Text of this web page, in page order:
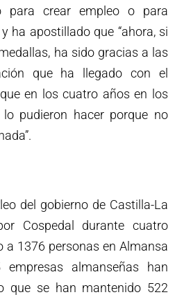
para crear empleo o para
ha apostillado que “ahora, si
ha sido gracias a las
que ha llegado con el
en los cuatro años en los
pudieron hacer porque no
del gobierno de Castilla-La
Cospedal durante cuatro
a 1376 personas en Almansa
almanseñas han
que se han mantenido 522